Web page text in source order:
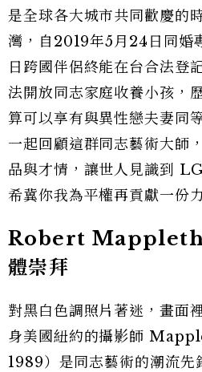
是全球各大城市共同歡慶的
灣，自2019年5月24日同婚
日跨國伴侶終能在台合法登
法開放同志家庭收養小孩，
算可以享有與異性戀夫妻同
一起回顧這群同志藝術大師
品與才情，讓世人見識到
希冀你我為平權再貢獻一份
Robert
體崇拜
對黑白色調照片著迷，畫面
身美國紐約的攝影師
1989）是同志藝術的潮流先